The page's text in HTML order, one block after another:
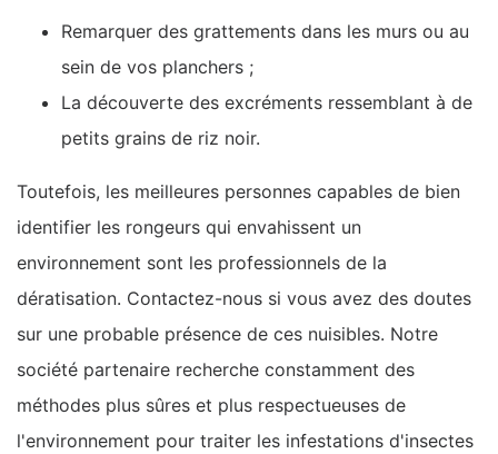
Remarquer des grattements dans les murs ou au
sein de vos planchers ;
La découverte des excréments ressemblant à de
petits grains de riz noir.
Toutefois, les meilleures personnes capables de bien
identifier les rongeurs qui envahissent un
environnement sont les professionnels de la
dératisation. Contactez-nous si vous avez des doutes
sur une probable présence de ces nuisibles. Notre
société partenaire recherche constamment des
méthodes plus sûres et plus respectueuses de
l'environnement pour traiter les infestations d'insectes